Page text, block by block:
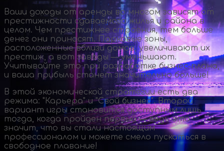
Ваши доходы от аренды во многом зависят от
престижности сдаваемого жилья и района в
целом. Чем престижнее строения, тем больше
денег они приносят. Парковые зоны,
расположенные вблизи домов, увеличивают их
престиж, а вот заводы — уменьшают.
Учитывайте это при разработкебизнес-плана,
и ваша прибыль станет значительно больше!
В этой экономической стратегии есть два
режима: "Карьера" и "Свой бизнес". Второй
вариант игры становится доступным лишь
тогда, когда пройден первый — ведь это
значит, что вы стали настоящим
профессионалом и можете смело пускаться в
свободное плавание!